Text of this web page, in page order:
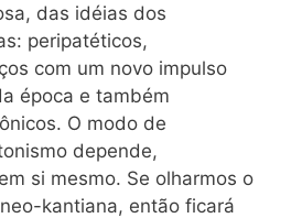
das idéias dos
peripatéticos,
com um novo impulso
época e também
O modo de
depende,
si mesmo. Se olharmos o
kantiana, então ficará